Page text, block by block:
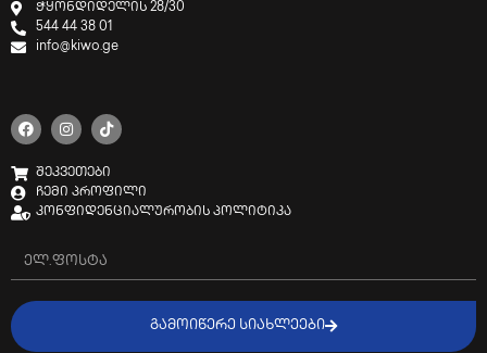
ჭყონდიდელის 28/30
544 44 38 01
info@kiwo.ge
შეკვეთები
ჩემი პროფილი
კონფიდენციალურობის პოლიტიკა
ᲒᲐᲛᲝᲘᲬᲔᲠᲔ ᲡᲘᲐᲮᲚᲔᲔᲑᲘ